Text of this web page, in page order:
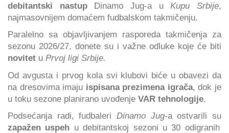
debitantski nastupDinamo Jug-a uKupu Srbije,
najmasovnijem domaćem fudbalskom takmičenju.
Paralelno sa objavljivanjem rasporeda takmičenja za
sezonu 2026/27, donete su i važne odluke koje će biti
novitet u Prvoj ligi Srbije.
Od avgusta i prvog kola svi klubovi biće u obavezi da
na dresovima imaju ispisana prezimena igrača, dok je
u toku sezone planirano uvođenje VAR tehnologije.
Podsećanja radi, fudbaleri Dinamo Jug-a ostvarili su
zapažen uspeh u debitantskoj sezoni u 30 odigranih